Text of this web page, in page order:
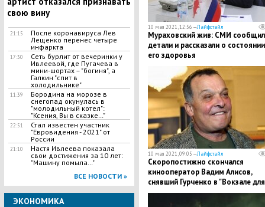
свою вину
21:15
После коронавируса Лев
Лещенко перенес четыре
инфаркта
17:30
Сеть бурлит от вечеринки у
Ивлеевой, где Пугачева в
мини-шортах – "богиня", а
Галкин "спит в
холодильнике"
11:39
Бородина на морозе в
снегопад окунулась в
"молодильный котел":
"Ксения, Вы в сказке…"
22:51
Стал известен участник
"Евровидения - 2021" от
России
21:10
Настя Ивлеева показала
свои достижения за 10 лет:
"Машину помыла…"
ВСЕ НОВОСТИ »
ЭКОНОМИКА
10 мая 2021, 12:56 —Лайфстайл
​Мураховский жив: СМИ
детали и рассказали о состоянии
его здоровья
10 мая 2021, 09:05 —Лайфстайл
Скоропостижно скончался
кинооператор Вадим Алисов,
снявший Гурченко в "Вокзале для
двоих"